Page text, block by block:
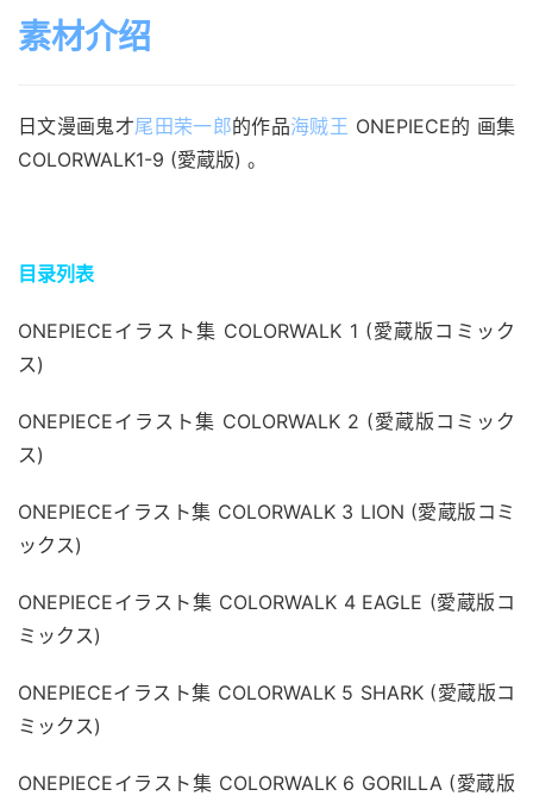
素材介绍
日文漫画鬼才尾田荣一郎的作品海贼王 ONEPIECE的 画集
COLORWALK1-9 (愛蔵版) 。
目录列表
ONEPIECEイラスト集 COLORWALK 1 (愛蔵版コミック
ス)
ONEPIECEイラスト集 COLORWALK 2 (愛蔵版コミック
ス)
ONEPIECEイラスト集 COLORWALK 3 LION (愛蔵版コミ
ックス)
ONEPIECEイラスト集 COLORWALK 4 EAGLE (愛蔵版コ
ミックス)
ONEPIECEイラスト集 COLORWALK 5 SHARK (愛蔵版コ
ミックス)
ONEPIECEイラスト集 COLORWALK 6 GORILLA (愛蔵版